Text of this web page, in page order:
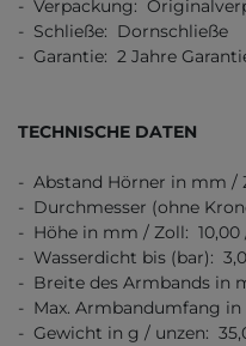
- Verpackung:
- Schließe: Dornschließe
- Garantie: 2 Jahre
TECHNISCHE DATEN
- Abstand Hörner in mm /
- Durchmesser (ohne
- Höhe in mm / Zoll: 10,00
- Wasserdicht bis (bar):
- Breite des Armbands in
- Max. Armbandumfang
- Gewicht in g / unzen: